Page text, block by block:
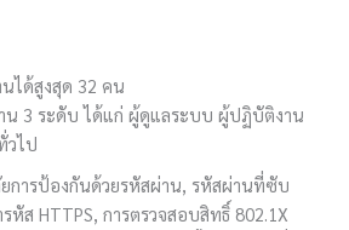
นได้สูงสุด 32 คน
น 3 ระดับ ได้แก่ ผู้ดูแลระบบ ผู้ปฏิบัติงาน
วไป
การป้องกันด้วยรหัสผ่าน, รหัสผ่านที่ซับ
หัส HTTPS, การตรวจสอบสิทธิ์ 802.1X